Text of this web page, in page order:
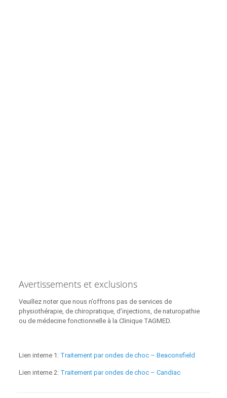
Avertissements et exclusions
Veuillez noter que nous n’offrons pas de services de
physiothérapie, de chiropratique, d’injections, de naturopathie
ou de médecine fonctionnelle à la Clinique TAGMED.
Lien interne 1: Traitement par ondes de choc – Beaconsfield
Lien interne 2: Traitement par ondes de choc – Candiac